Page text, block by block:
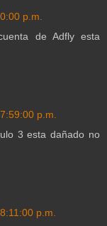
p.m.
de Adfly esta
p.m.
3 esta dañado no
p.m.